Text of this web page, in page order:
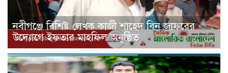
নবীগঞ্জে বিশিষ্ট লেখক কাজী শাহেদ বিন জাফরের
উদ্যোগে ইফতার মাহফিল অনুষ্ঠিত